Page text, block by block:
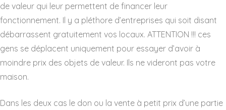
de valeur qui leur permettent de financer leur
fonctionnement. Il y a pléthore d’entreprises qui soit disant
débarrassent gratuitement vos locaux. ATTENTION !!! ces
gens se déplacent uniquement pour essayer d’avoir à
moindre prix des objets de valeur. Ils ne videront pas votre
maison.
Dans les deux cas le don ou la vente à petit prix d’une partie